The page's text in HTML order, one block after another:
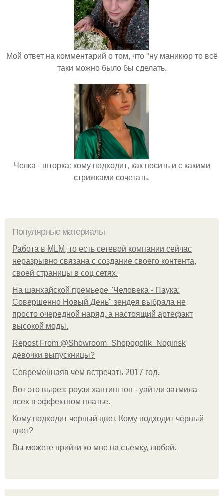
Мой ответ на комментарий о том, что "ну маникюр то всё
таки можно было бы сделать.
Челка - шторка: кому подходит, как носить и с какими
стрижками сочетать.
Популярные материалы
Работа в MLM, то есть сетевой компании сейчас
неразрывно связана с создание своего контента,
своей страницы в соц сетях.
На шанхайской премьере "Человека - Паука:
Совершенно Новый День" зендея выбрала не
просто очередной наряд, а настоящий артефакт
высокой моды.
Repost From @Showroom_Shopogolik_Noginsk
девочки выпускницы?
Современнаяв чем встречать 2017 год.
Вот это вырез: роузи хантингтон - уайтли затмила
всех в эффектном платьe.
Кому подходит черный цвет. Кому подходит чёрный
цвет?
Вы можете прийти ко мне на съемку, любой.